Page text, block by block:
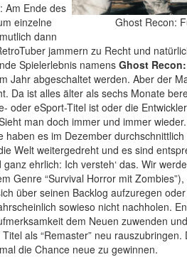
Ghost Recon:
Am Ende des
einzelne
dann
jammern zu Recht und
Spielerlebnis namens Ghost
Jahr abgeschaltet werden. Aber der
Da ist alles älter als sechs Monate
oder eSport-Titel ist oder die
man doch immer und immer
haben es im Dezember
Welt weitergedreht und es sind
ehrlich: Ich versteh‘ das. Wir
Genre “Survival Horror mit
über seinen Backlog aufzuregen
sowieso nicht nachholen.
dem Neuen zuwenden
als “Remaster” neu
die Chance neue zu gewinnen.